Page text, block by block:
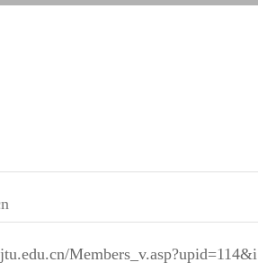
Members_v.asp?upid=114&idh=31